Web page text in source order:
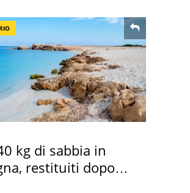
kg di sabbia in
restituiti dopo